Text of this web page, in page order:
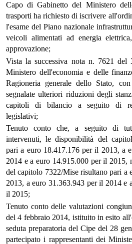
Capo di Gabinetto del Ministero
trasporti ha richiesto di iscrivere
l'esame del Piano nazionale
veicoli alimentati ad energia
approvazione;
Vista la successiva nota n. 7621 del
Ministero dell'economia e delle
Ragioneria generale dello Stato,
segnalate ulteriori riduzioni degli
capitoli di bilancio a seguito di
legislativi;
Tenuto conto che, a seguito di
intervenuti, le disponibilità del
pari a euro 18.417.176 per il 2013, a
2014 e a euro 14.915.000 per il 2015,
del capitolo 7322/Mise risultano pari a
2013, a euro 31.363.943 per il 2014 e
il 2015;
Tenuto conto delle valutazioni
del 4 febbraio 2014, istituito in esito
seduta preparatoria del Cipe del 28
partecipato i rappresentanti dei